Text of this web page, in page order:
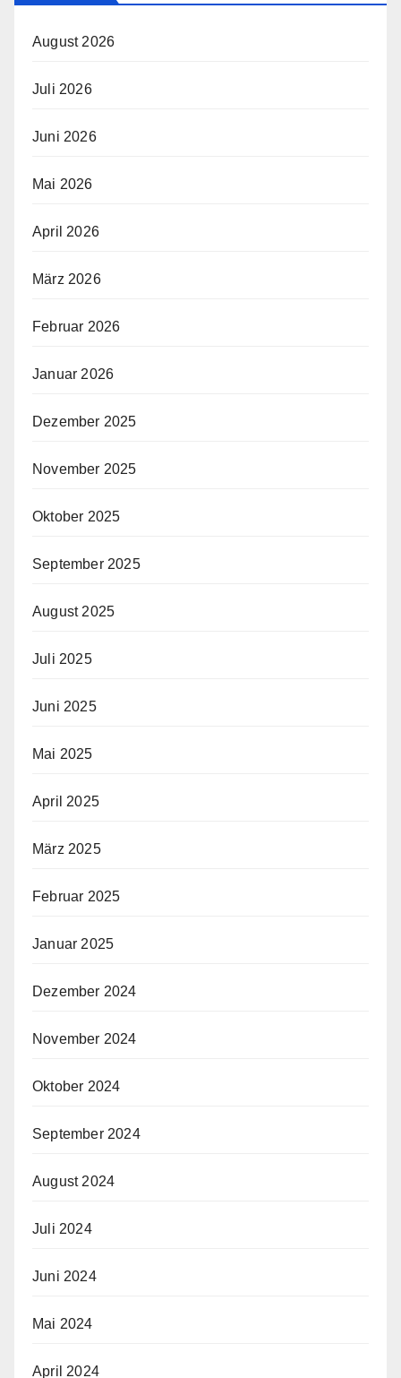
August 2026
Juli 2026
Juni 2026
Mai 2026
April 2026
März 2026
Februar 2026
Januar 2026
Dezember 2025
November 2025
Oktober 2025
September 2025
August 2025
Juli 2025
Juni 2025
Mai 2025
April 2025
März 2025
Februar 2025
Januar 2025
Dezember 2024
November 2024
Oktober 2024
September 2024
August 2024
Juli 2024
Juni 2024
Mai 2024
April 2024